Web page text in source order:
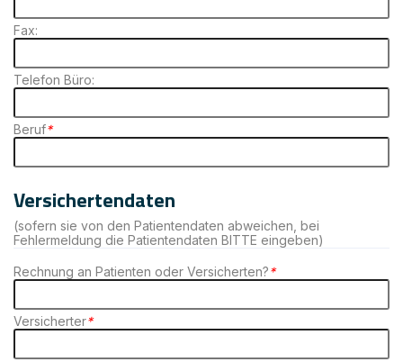
Fax:
Telefon Büro:
Beruf*
Versichertendaten
(sofern sie von den Patientendaten abweichen, bei
Fehlermeldung die Patientendaten BITTE eingeben)
Rechnung an Patienten oder Versicherten?*
Versicherter*